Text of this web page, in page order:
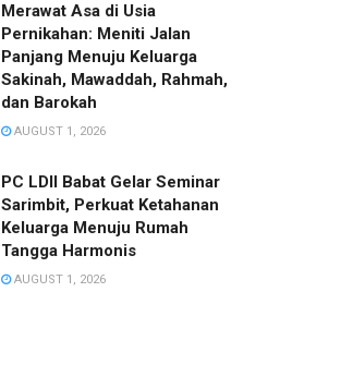
Merawat Asa di Usia
Pernikahan: Meniti Jalan
Panjang Menuju Keluarga
Sakinah, Mawaddah, Rahmah,
dan Barokah
AUGUST 1, 2026
PC LDII Babat Gelar Seminar
Sarimbit, Perkuat Ketahanan
Keluarga Menuju Rumah
Tangga Harmonis
AUGUST 1, 2026